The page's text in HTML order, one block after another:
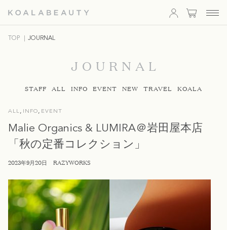
KOALA
TOP JOURNAL
JOURNAL
STAFF ALL INFO EVENT NEW TRAVEL KOALA
ALL, INFO, EVENT
Malie Organics & LUMIRA＠岩田屋本店
「秋の定番コレクション」
2023年9月20日 RAZYWORKS